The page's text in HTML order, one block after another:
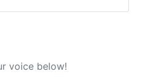
voice below!